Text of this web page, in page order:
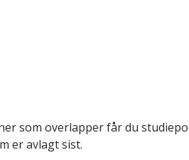
som overlapper får du
er avlagt sist.